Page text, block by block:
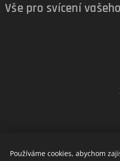
Vše pro svícení
Obchodní podmínky
Používáme cookies, abychom